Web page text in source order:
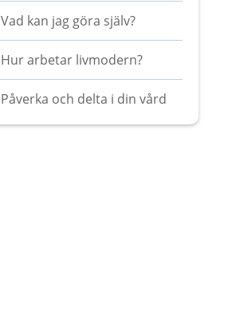
Vad kan jag göra själv?
Hur arbetar livmodern?
Påverka och delta i din vård